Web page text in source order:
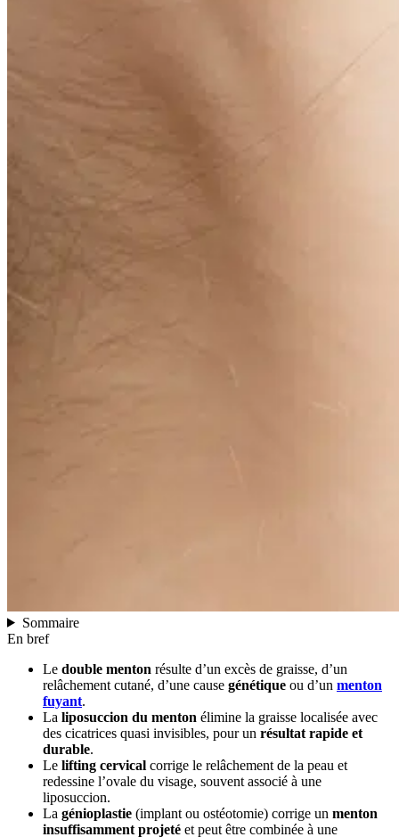
Sommaire
En bref
Le double menton résulte d’un excès de graisse, d’un
relâchement cutané, d’une cause génétique ou d’un menton
fuyant.
La liposuccion du menton élimine la graisse localisée avec
des cicatrices quasi invisibles, pour un résultat rapide et
durable.
Le lifting cervical corrige le relâchement de la peau et
redessine l’ovale du visage, souvent associé à une
liposuccion.
La génioplastie (implant ou ostéotomie) corrige un menton
insuffisamment projeté et peut être combinée à une